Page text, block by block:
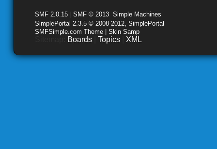
SMF 2.0.15 SMF © 2013 Simple Machines
SimplePortal 2.3.5 © 2008-2012, SimplePortal
SMFSimple.com Theme | Skin Samp
Boards Topics XML